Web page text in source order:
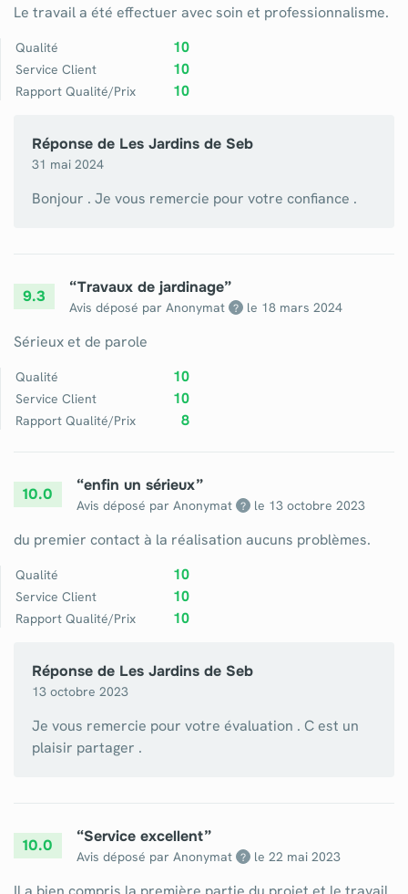
Le travail a été effectuer avec soin et professionnalisme.
Qualité 10
Service Client 10
Rapport Qualité/Prix 10
Réponse de Les Jardins de Seb
31 mai 2024
Bonjour . Je vous remercie pour votre confiance .
9.3 “Travaux de jardinage”
Avis déposé par Anonymat ? le 18 mars 2024
Sérieux et de parole
Qualité 10
Service Client 10
Rapport Qualité/Prix 8
10.0 “enfin un sérieux”
Avis déposé par Anonymat ? le 13 octobre 2023
du premier contact à la réalisation aucuns problèmes.
Qualité 10
Service Client 10
Rapport Qualité/Prix 10
Réponse de Les Jardins de Seb
13 octobre 2023
Je vous remercie pour votre évaluation . C est un
plaisir partager .
10.0 “Service excellent”
Avis déposé par Anonymat ? le 22 mai 2023